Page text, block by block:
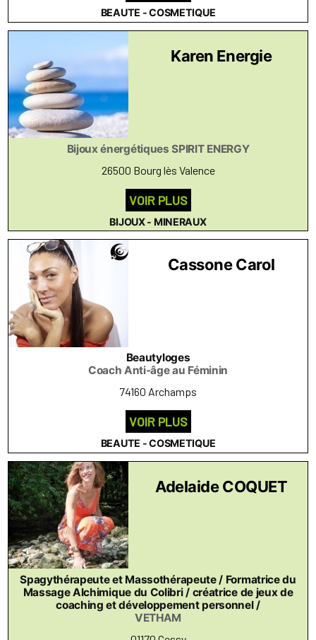
BEAUTE - COSMETIQUE
Karen Energie
Bijoux énergétiques SPIRIT ENERGY
26500 Bourg lès Valence
VOIR PLUS
BIJOUX - MINERAUX
Cassone Carol
Beautyloges
Coach Anti-âge au Féminin
74160 Archamps
VOIR PLUS
BEAUTE - COSMETIQUE
Adelaide COQUET
Spagythérapeute et Massothérapeute / Formatrice du
Massage Alchimique du Colibri / créatrice de jeux de
coaching et développement personnel /
VETHAM